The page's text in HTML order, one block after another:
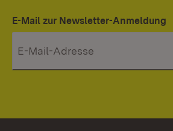
E-Mail zur Newsletter-Anmeldung